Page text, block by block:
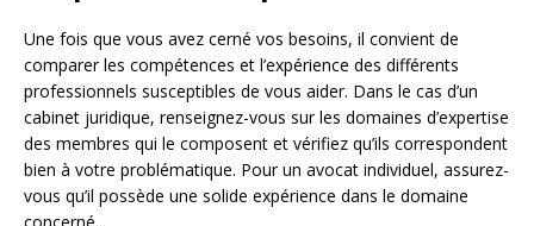
Une fois que vous avez cerné vos besoins, il convient de
comparer les compétences et l’expérience des différents
professionnels susceptibles de vous aider. Dans le cas d’un
cabinet juridique, renseignez-vous sur les domaines d’expertise
des membres qui le composent et vérifiez qu’ils correspondent
bien à votre problématique. Pour un avocat individuel, assurez-
vous qu’il possède une solide expérience dans le domaine